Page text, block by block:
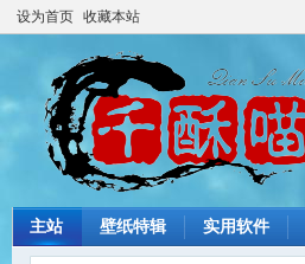
设为首页 收藏本站
主站 壁纸特辑 实用软件